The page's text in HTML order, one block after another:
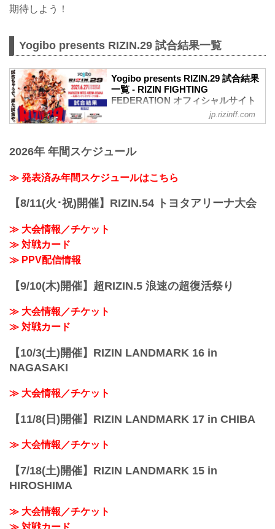
期待しよう！
Yogibo presents RIZIN.29 試合結果一覧
Yogibo presents RIZIN.29 試合結果
一覧 - RIZIN FIGHTING
FEDERATION オフィシャルサイト
第13試合／BODYMAKER presents RIZIN
RIZIN キックボクシングトーナメントル
（LOSE）皇治 vs. 白鳥大珠（WIN）
≫ 試合結果詳細
第12試合／バンタム級トーナメント 1回
jp.rizinff.com
2026年 年間スケジュール
≫ 発表済み年間スケジュールはこちら
【8/11(火･祝)開催】RIZIN.54 トヨタアリーナ大会
≫ 大会情報／チケット
≫ 対戦カード
≫ PPV配信情報
【9/10(木)開催】超RIZIN.5 浪速の超復活祭り
≫ 大会情報／チケット
≫ 対戦カード
【10/3(土)開催】RIZIN LANDMARK 16 in
NAGASAKI
≫ 大会情報／チケット
【11/8(日)開催】RIZIN LANDMARK 17 in CHIBA
≫ 大会情報／チケット
【7/18(土)開催】RIZIN LANDMARK 15 in
HIROSHIMA
≫ 大会情報／チケット
≫ 対戦カード